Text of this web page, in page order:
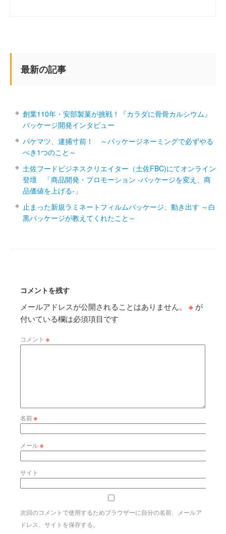
最新の記事
創業110年・安部製菓が挑戦！『カラダに骨骨カルシウム』
パッケージ開発インタビュー
パケマツ、逮捕寸前！ ～パッケージネーミングで必ずやる
べき1つのこと～
土佐フードビジネスクリエイター（土佐FBC)にてオンライン
登壇 「商品開発・プロモーション ‐パッケージを変え、商
品価値を上げる‐」
止まった新規ラミネートフィルムパッケージ、動き出す ～白
黒パッケージが教えてくれたこと～
コメントを残す
メールアドレスが公開されることはありません。 ※ が
付いている欄は必須項目です
コメント ※
名前※
メール※
サイト
次回のコメントで使用するためブラウザーに自分の名前、メールア
ドレス、サイトを保存する。